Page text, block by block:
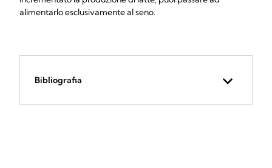
alimentarlo esclusivamente al seno.
Bibliografia